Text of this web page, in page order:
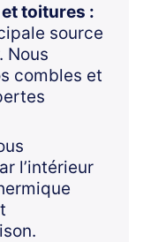
toitures :
source
Nous
combles et
l’intérieur